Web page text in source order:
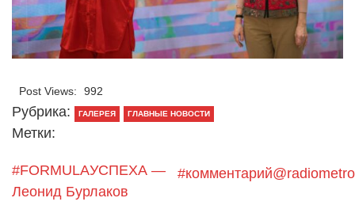
Post Views: 992
Рубрика: ГАЛЕРЕЯ ГЛАВНЫЕ НОВОСТИ
Метки:
#FORMULAУСПЕХА —
Леонид Бурлаков
#комментарий@radiometro